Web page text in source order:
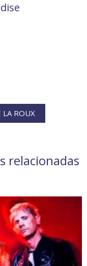
LA ROUX
relacionadas